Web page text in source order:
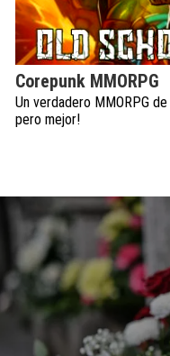
Corepunk MMORPG
Un verdadero MMORPG
pero mejor!